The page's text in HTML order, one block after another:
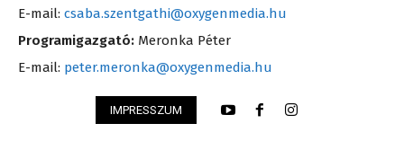
E-mail: csaba.szentgathi@oxygenmedia.hu
Programigazgató: Meronka Péter
E-mail: peter.meronka@oxygenmedia.hu
IMPRESSZUM